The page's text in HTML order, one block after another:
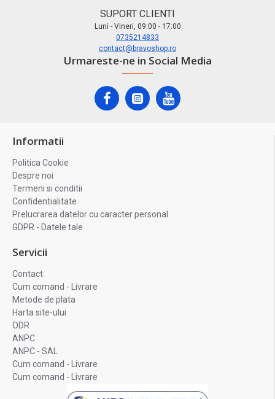
SUPORT CLIENTI
Luni - Vineri, 09:00 - 17:00
0735214833
contact@bravoshop.ro
Urmareste-ne in Social Media
Informatii
Politica Cookie
Despre noi
Termeni si conditii
Confidentialitate
Prelucrarea datelor cu caracter personal
GDPR - Datele tale
Servicii
Contact
Cum comand - Livrare
Metode de plata
Harta site-ului
ODR
ANPC
ANPC - SAL
Cum comand - Livrare
Cum comand - Livrare